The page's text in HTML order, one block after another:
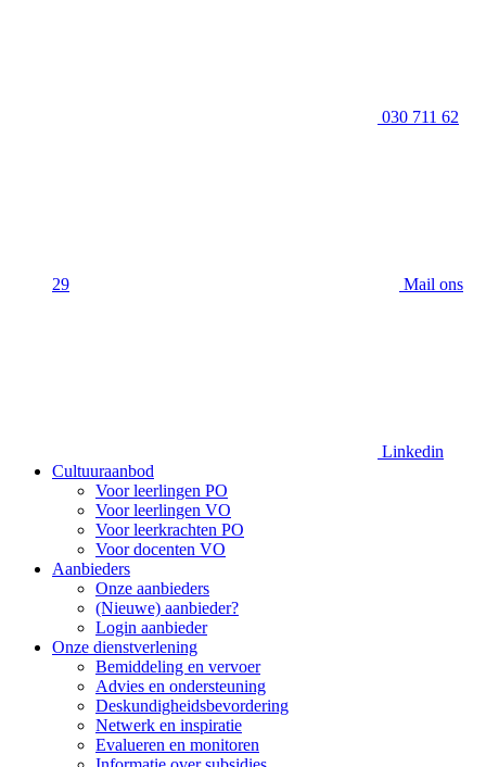
030 711 62
29 Mail ons
Linkedin
Cultuuraanbod
Voor leerlingen PO
Voor leerlingen VO
Voor leerkrachten PO
Voor docenten VO
Aanbieders
Onze aanbieders
(Nieuwe) aanbieder?
Login aanbieder
Onze dienstverlening
Bemiddeling en vervoer
Advies en ondersteuning
Deskundigheidsbevordering
Netwerk en inspiratie
Evalueren en monitoren